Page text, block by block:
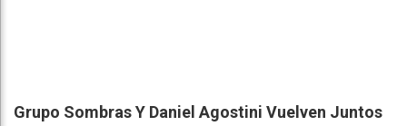
Grupo Sombras Y Daniel Agostini Vuelven Juntos